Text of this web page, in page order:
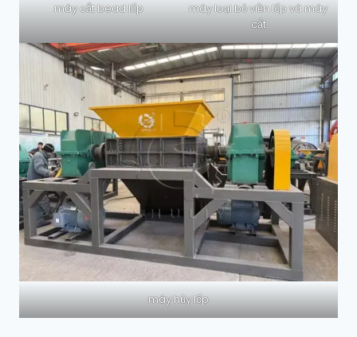
máy cắt bead lốp
máy loại bỏ viền lốp và máy
cắt
máy hủy lốp